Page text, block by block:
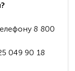
8 800
049 90 18